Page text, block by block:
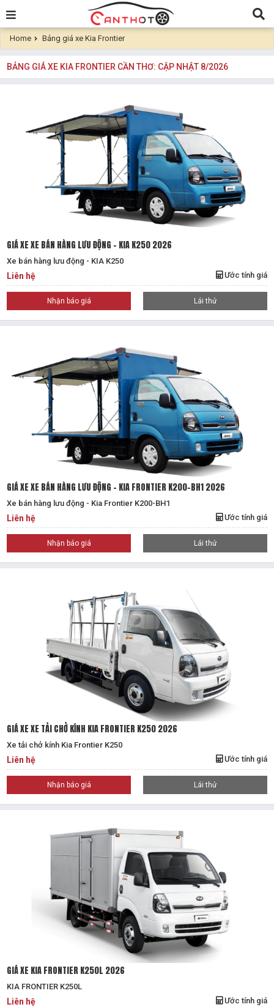
Home Bảng giá xe Kia Frontier
BẢNG GIÁ XE KIA FRONTIER CẦN THƠ: CẬP NHẬT 8/2026
GIÁ XE XE BÁN HÀNG LƯU ĐỘNG - KIA K250 2026
Xe bán hàng lưu động - KIA K250
Liên hệ Ước tính giá
Nhận báo giá Lái thử
GIÁ XE XE BÁN HÀNG LƯU ĐỘNG - KIA FRONTIER K200-BH1 2026
Xe bán hàng lưu động - Kia Frontier K200-BH1
Liên hệ Ước tính giá
Nhận báo giá Lái thử
GIÁ XE XE TẢI CHỞ KÍNH KIA FRONTIER K250 2026
Xe tải chở kính Kia Frontier K250
Liên hệ Ước tính giá
Nhận báo giá Lái thử
GIÁ XE KIA FRONTIER K250L 2026
KIA FRONTIER K250L
Liên hệ Ước tính giá